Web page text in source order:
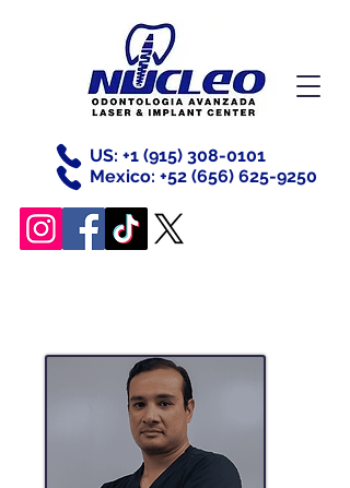
US: +1 (915) 308-0101
Mexico: +52 (656) 625-9250